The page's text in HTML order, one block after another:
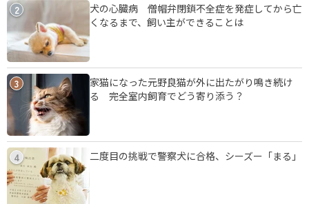
2
犬の心臓病 僧帽弁閉鎖不全症を発症してから亡
くなるまで、飼い主ができることは
3
家猫になった元野良猫が外に出たがり鳴き続け
る 完全室内飼育でどう寄り添う？
4 二度目の挑戦で警察犬に合格、シーズー「まる」